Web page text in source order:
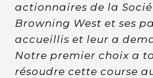
actionnaires de la
Browning West et ses
accueillis et leur a
Notre premier choix a
résoudre cette course